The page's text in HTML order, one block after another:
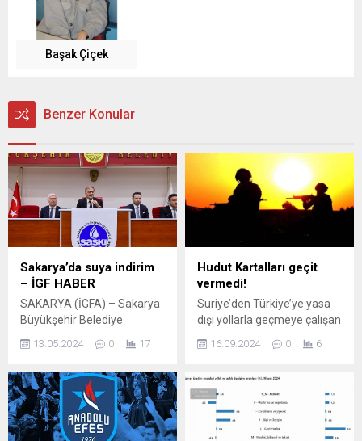
Başak Çiçek
Benzer Konular
Sakarya’da suya indirim
– İGF HABER
SAKARYA (İGFA) – Sakarya
Büyükşehir Belediye
bir süre önce su tarifelerine
aldıklarının müjdesini
vermişti. Söz konusu
güncelleme, bugün
Büyükşehir Mayıs Ayı
13.05.2024 0 17
Hudut Kartalları geçit
vermedi!
Suriye’den Türkiye’ye yasa
dışı yollarla geçmeye çalışan
kişi, hudut birlikleri
ANKARA (İGFA) – Milli
Savunma Bakanlığı’ndan
yapılan açıklamaya göre
Hudut Kartalları yasa dışı
16.09.2024 0 6